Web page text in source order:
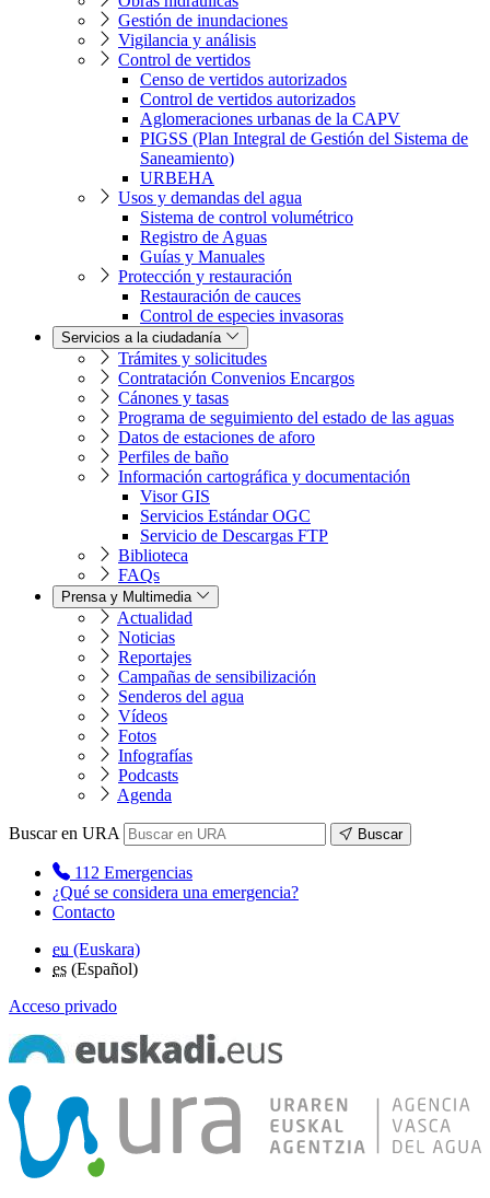
Gestión de inundaciones
Vigilancia y análisis
Control de vertidos
Censo de vertidos autorizados
Control de vertidos autorizados
Aglomeraciones urbanas de la CAPV
PIGSS (Plan Integral de Gestión del Sistema de
Saneamiento)
URBEHA
Usos y demandas del agua
Sistema de control volumétrico
Registro de Aguas
Guías y Manuales
Protección y restauración
Restauración de cauces
Control de especies invasoras
Servicios a la ciudadanía
Trámites y solicitudes
Contratación Convenios Encargos
Cánones y tasas
Programa de seguimiento del estado de las aguas
Datos de estaciones de aforo
Perfiles de baño
Información cartográfica y documentación
Visor GIS
Servicios Estándar OGC
Servicio de Descargas FTP
Biblioteca
FAQs
Prensa y Multimedia
Actualidad
Noticias
Reportajes
Campañas de sensibilización
Senderos del agua
Vídeos
Fotos
Infografías
Podcasts
Agenda
Buscar en URA Buscar
112 Emergencias
¿Qué se considera una emergencia?
Contacto
eu (Euskara)
es (Español)
Acceso privado